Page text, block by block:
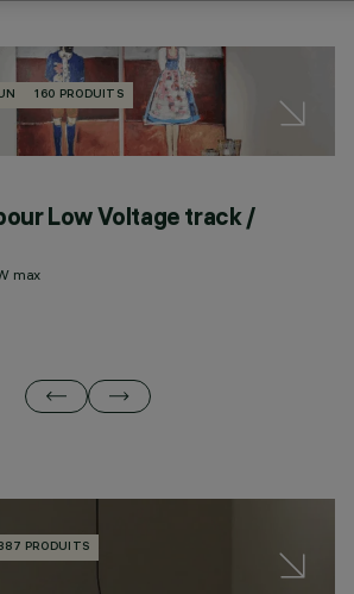
160 PRODUITS
Low Voltage track /
max
PRODUITS